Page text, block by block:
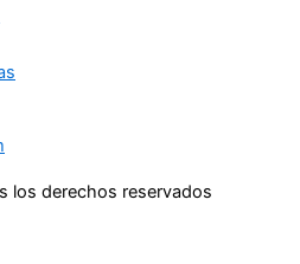
los derechos reservados